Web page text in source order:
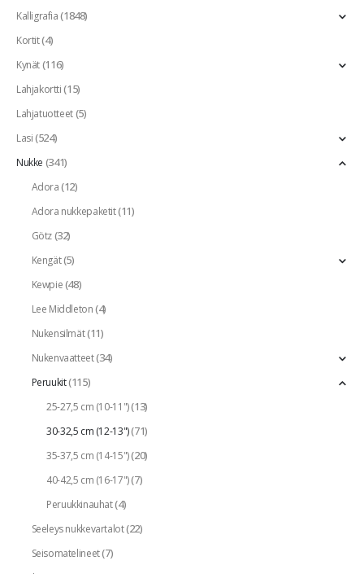
Kalligrafia(1848)
Kortit(4)
Kynät(116)
Lahjakortti(15)
Lahjatuotteet(5)
Lasi(524)
Nukke (341)
Adora(12)
Adora nukkepaketit(11)
Götz(32)
Kengät(5)
Kewpie(48)
Lee Middleton(4)
Nukensilmät(11)
Nukenvaatteet(34)
Peruukit(115)
25-27,5 cm (10-11")(13)
30-32,5 cm (12-13")(71)
35-37,5 cm (14-15")(20)
40-42,5 cm (16-17")(7)
Peruukkinauhat(4)
Seeleys nukkevartalot(22)
Seisomatelineet(7)